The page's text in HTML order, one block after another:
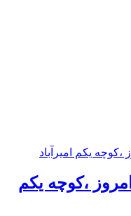
،کوچه یکم